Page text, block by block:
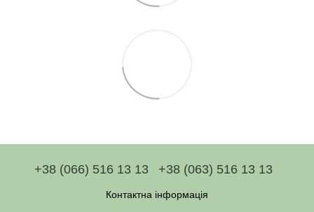
+38 (066) 516 13 13 +38 (063) 516 13 13
Контактна інформація